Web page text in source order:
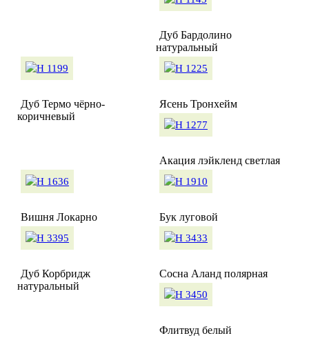
Дуб Бардолино
натуральный
Дуб Термо чёрно-
коричневый
Ясень Тронхейм
Акация лэйкленд светлая
Вишня Локарно Бук луговой
Дуб Корбридж
натуральный
Сосна Аланд полярная
Флитвуд белый